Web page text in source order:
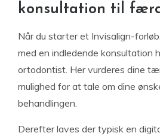
konsultation til
Når du starter et Invisalign-
med en indledende konsultation
ortodontist. Her vurderes dine
mulighed for at tale om dine
behandlingen.
Derefter laves der typisk en